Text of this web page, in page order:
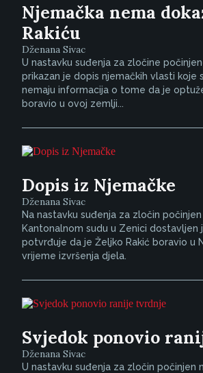
Njemačka nema
Rakiću
Dženana Sivac
U nastavku suđenja za zločine
prikazan je dopis njemačkih vlasti koje
nemaju informacija o tome da je
boravio u ovoj zemlji...
Dopis iz Njemačke
Dženana Sivac
Na nastavku suđenja za zločin
Kantonalnom sudu u Zenici dostavljen
potvrđuje da je Željko Rakić boravio u
vrijeme izvršenja djela.
Svjedok ponovio
Dženana Sivac
U nastavku suđenja za zločin počinjen